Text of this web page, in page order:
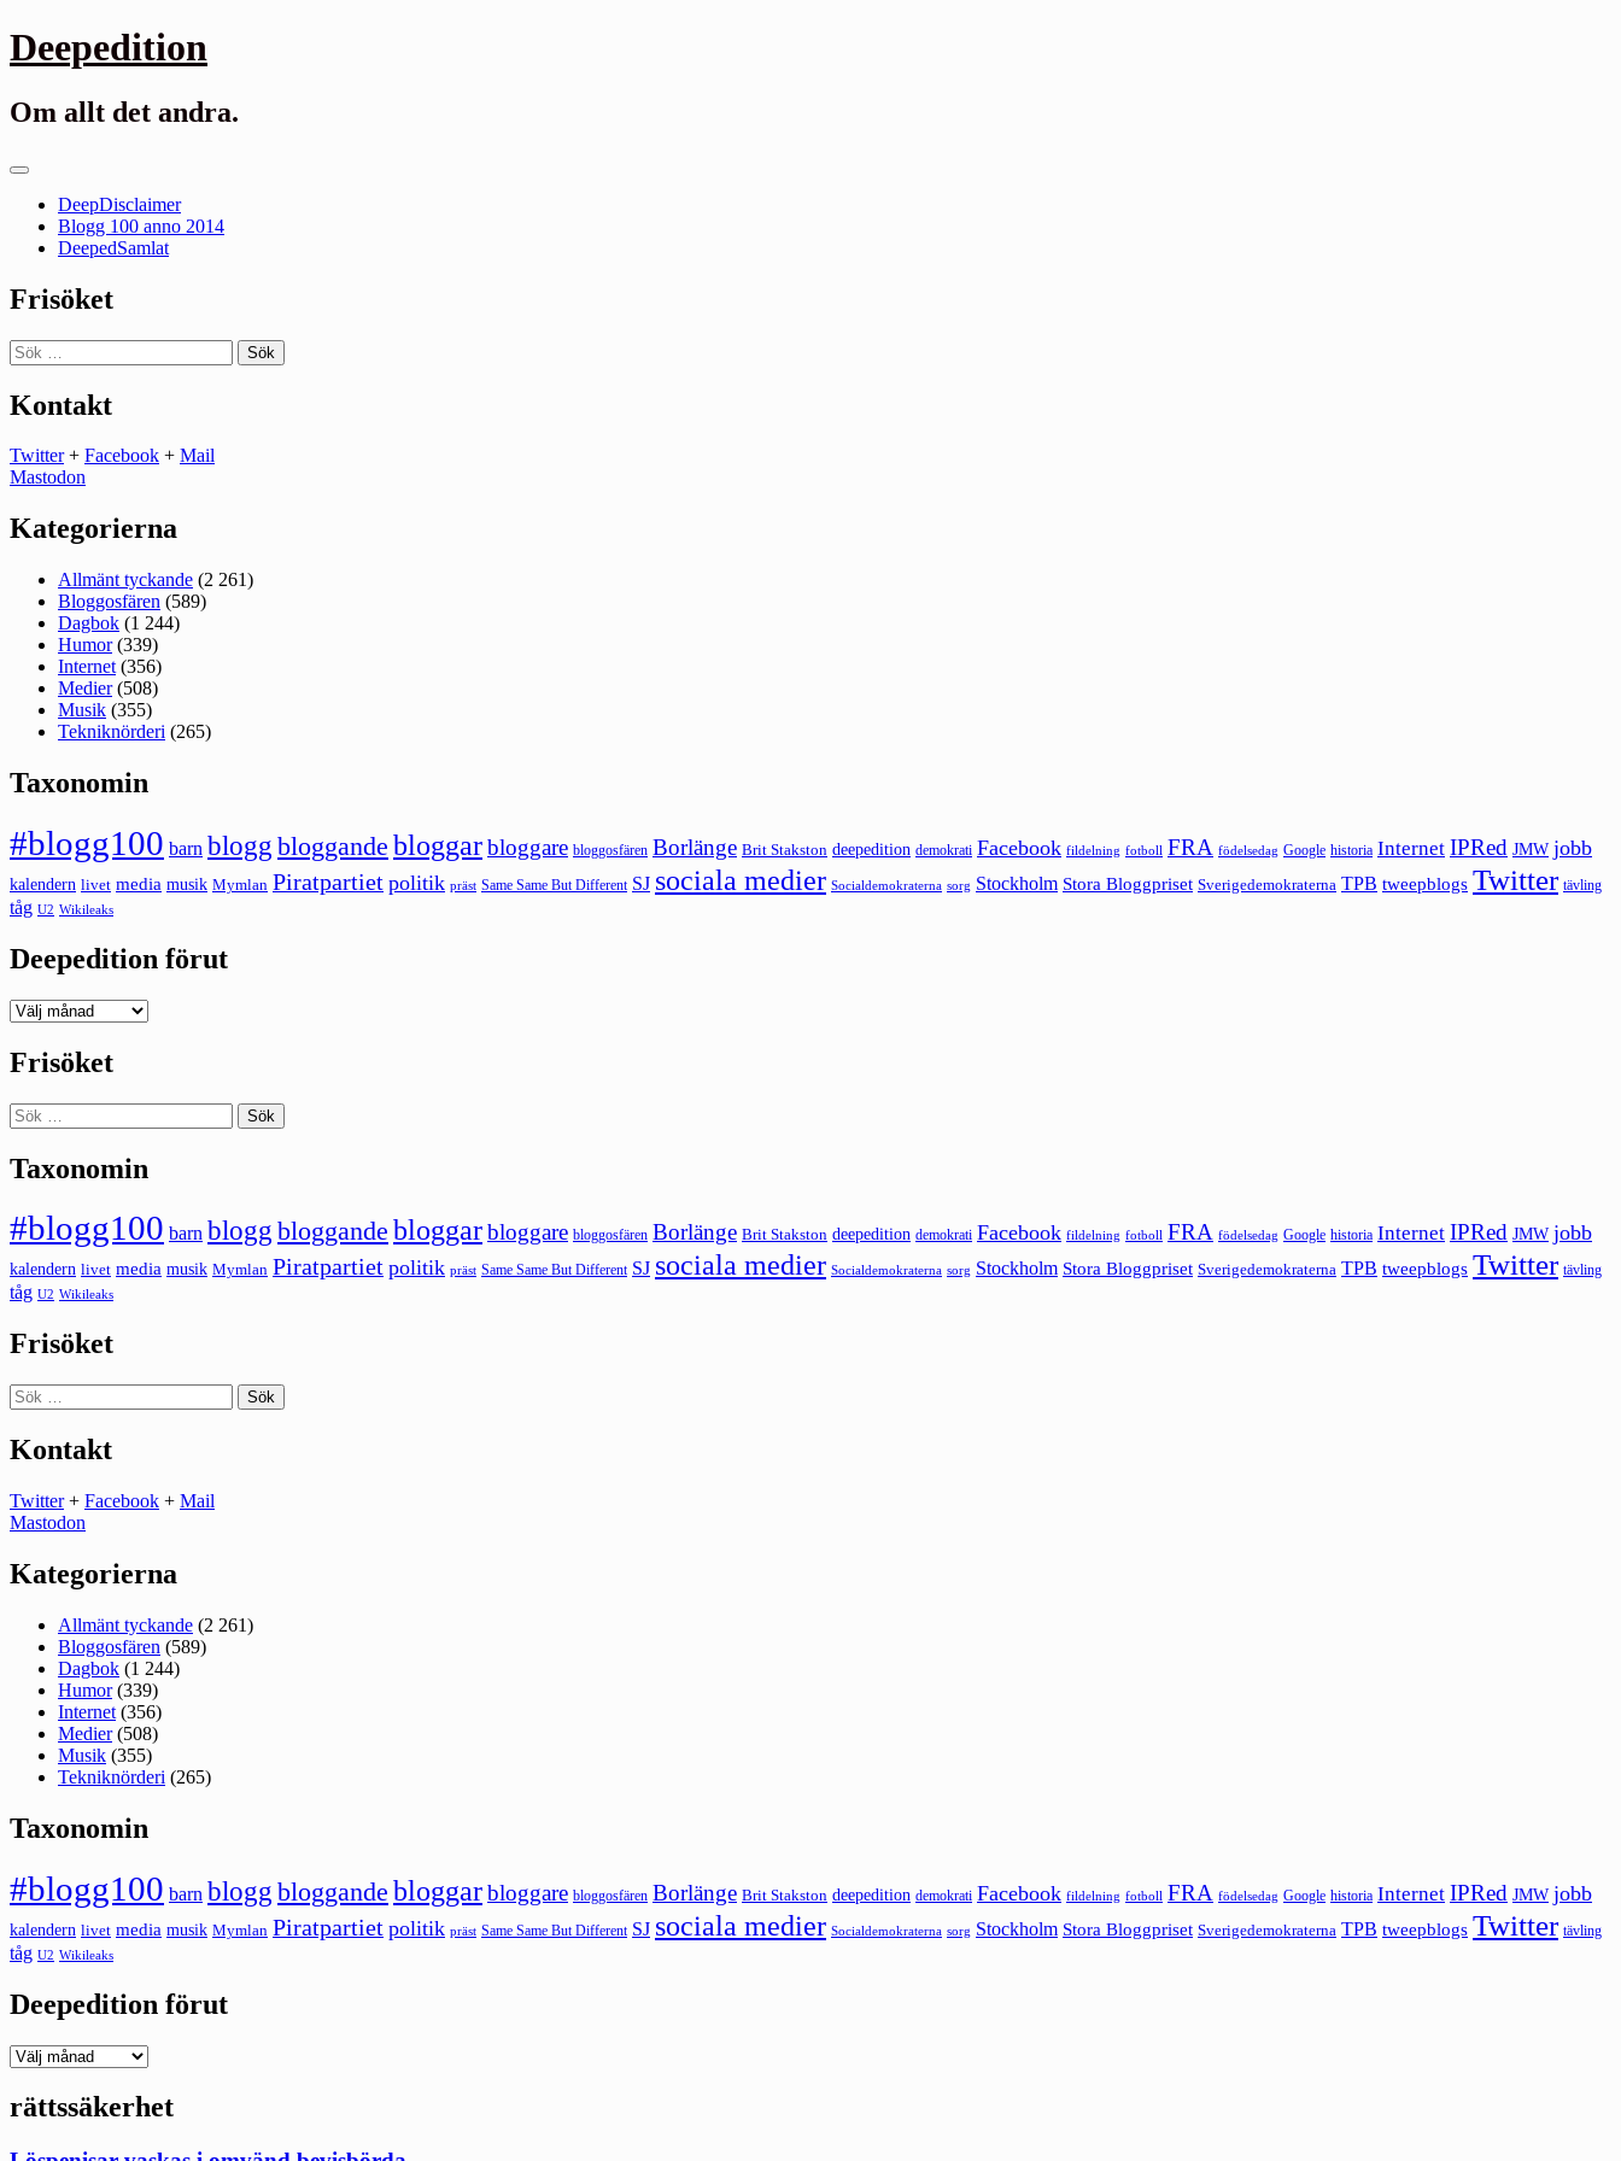
Gå
till
Deepedition
Om allt det andra.
Primär
DeepDisclaimer
Blogg 100 anno 2014
DeepedSamlat
Frisöket
Sök
efter:
Kontakt
Twitter+ Facebook + Mail
Mastodon
Kategorierna
Allmänt tyckande (2 261)
Bloggosfären (589)
Dagbok (1 244)
Humor(339)
Internet (356)
Medier(508)
Musik (355)
Tekniknörderi (265)
Taxonomin
#blogg100 barn blogg bloggande bloggarbloggare bloggosfären Borlänge Brit Stakston deepedition demokrati Facebook fildelning fotboll FRA födelsedag Google historia Internet IPRed JMW jobb
kalendern livet media musik Mymlan Piratpartiet politik präst Same Same But Different SJ sociala medier Socialdemokraterna sorg Stockholm Stora Bloggpriset Sverigedemokraterna TPB tweepblogs Twitter tävling
tåg U2 Wikileaks
Deepedition förut
Deepedition
Frisöket
Sök
efter:
Taxonomin
#blogg100 barn blogg bloggande bloggarbloggare bloggosfären Borlänge Brit Stakston deepedition demokrati Facebook fildelning fotboll FRA födelsedag Google historia Internet IPRed JMW jobb
kalendern livet media musik Mymlan Piratpartiet politik präst Same Same But Different SJ sociala medier Socialdemokraterna sorg Stockholm Stora Bloggpriset Sverigedemokraterna TPB tweepblogs Twitter tävling
tåg U2 Wikileaks
Frisöket
Sök
efter:
Kontakt
Twitter+ Facebook + Mail
Mastodon
Kategorierna
Allmänt tyckande (2 261)
Bloggosfären (589)
Dagbok (1 244)
Humor(339)
Internet (356)
Medier(508)
Musik (355)
Tekniknörderi (265)
Taxonomin
#blogg100 barn blogg bloggande bloggarbloggare bloggosfären Borlänge Brit Stakston deepedition demokrati Facebook fildelning fotboll FRA födelsedag Google historia Internet IPRed JMW jobb
kalendern livet media musik Mymlan Piratpartiet politik präst Same Same But Different SJ sociala medier Socialdemokraterna sorg Stockholm Stora Bloggpriset Sverigedemokraterna TPB tweepblogs Twitter tävling
tåg U2 Wikileaks
Deepedition förut
Deepedition
rättssäkerhet